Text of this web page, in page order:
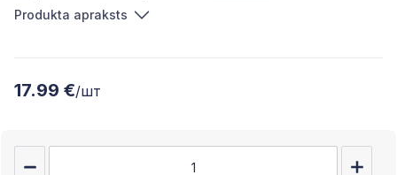
Produkta apraksts
17.99 €/шт